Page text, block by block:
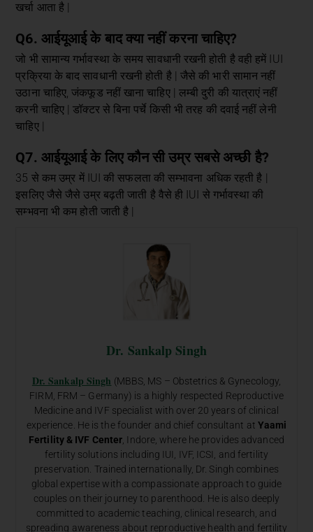
खर्चा आता है |
Q6. आईयूआई के बाद क्या नहीं करना चाहिए?
जो भी सामान्य गर्भावस्था के समय सावधानी रखनी होती है वही हमें IUI
प्रक्रिया के बाद सावधानी रखनी होती है | जैसे की भारी सामान नहीं
उठाना चाहिए, जंकफूड नहीं खाना चाहिए | लम्बी दुरी की यात्राएं नहीं
करनी चाहिए | डॉक्टर से बिना पर्चे किसी भी तरह की दवाई नहीं लेनी
चाहिए |
Q7. आईयूआई के लिए कौन सी उम्र सबसे अच्छी है?
35 से कम उम्र में IUI की सफलता की सम्भावना अधिक रहती है |
इसलिए जैसे जैसे उम्र बढ़ती जाती है वैसे ही IUI से गर्भावस्था की
सम्भवना भी कम होती जाती है |
Dr. Sankalp Singh
Dr. Sankalp Singh (MBBS, MS – Obstetrics & Gynecology,
FIRM, FRM – Germany) is a highly respected Reproductive
Medicine and IVF specialist with over 20 years of clinical
experience. He is the founder and chief consultant at Yaami
Fertility & IVF Center , Indore, where he provides advanced
fertility solutions including IUI, IVF, ICSI, and fertility
preservation. Trained internationally, Dr. Singh combines
global expertise with a compassionate approach to guide
couples on their journey to parenthood. He is also deeply
committed to academic teaching, clinical research, and
spreading awareness about reproductive health and fertility